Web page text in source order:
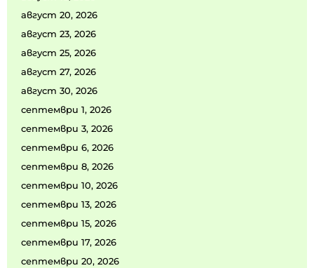
август 20, 2026
август 23, 2026
август 25, 2026
август 27, 2026
август 30, 2026
септември 1, 2026
септември 3, 2026
септември 6, 2026
септември 8, 2026
септември 10, 2026
септември 13, 2026
септември 15, 2026
септември 17, 2026
септември 20, 2026